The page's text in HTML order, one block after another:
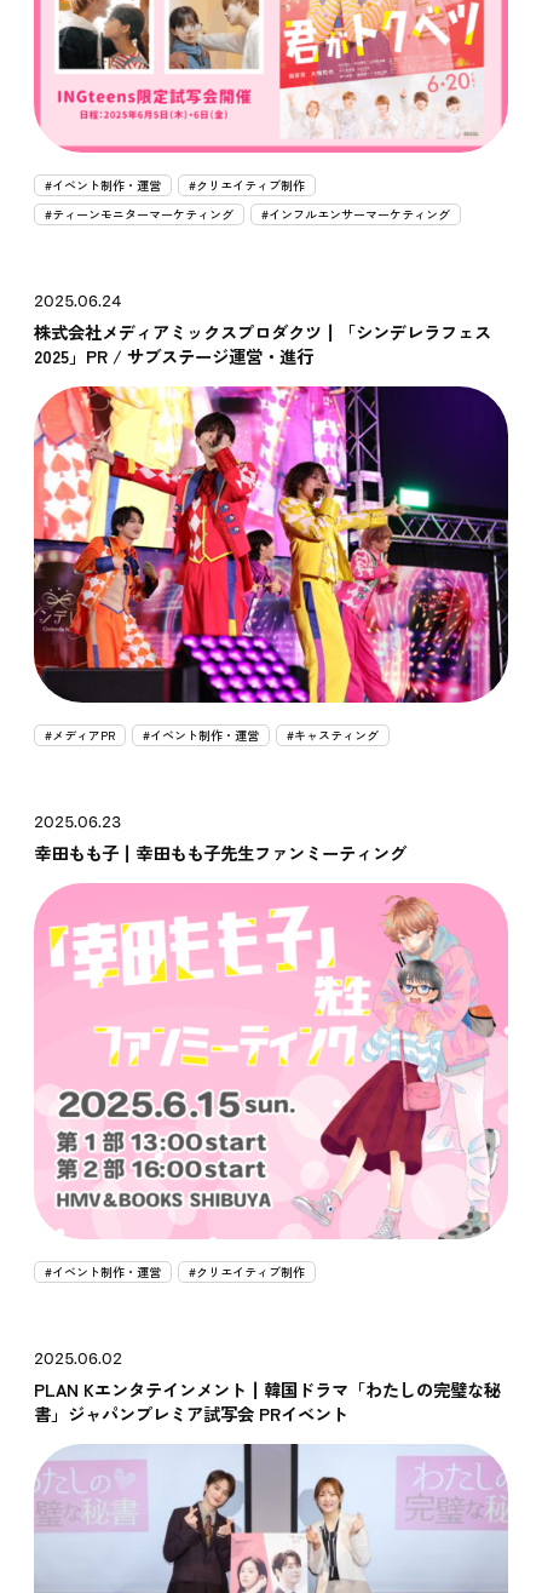
#イベント制作・運営
#クリエイティブ制作
#ティーンモニターマーケティング
#インフルエンサーマーケティング
2025.06.24
株式会社メディアミックスプロダクツ┃「シンデレラフェス
2025」PR / サブステージ運営・進行
#メディアPR #イベント制作・運営 #キャスティング
2025.06.23
幸田もも子┃幸田もも子先生ファンミーティング
#イベント制作・運営 #クリエイティブ制作
2025.06.02
PLAN Kエンタテインメント┃韓国ドラマ「わたしの完璧な秘
書」ジャパンプレミア試写会 PRイベント